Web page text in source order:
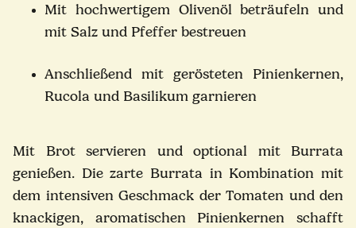
Mit hochwertigem Olivenöl beträufeln und
mit Salz und Pfeffer bestreuen
Anschließend mit gerösteten Pinienkernen,
Rucola und Basilikum garnieren
Mit Brot servieren und optional mit Burrata
genießen. Die zarte Burrata in Kombination mit
dem intensiven Geschmack der Tomaten und den
knackigen, aromatischen Pinienkernen schafft